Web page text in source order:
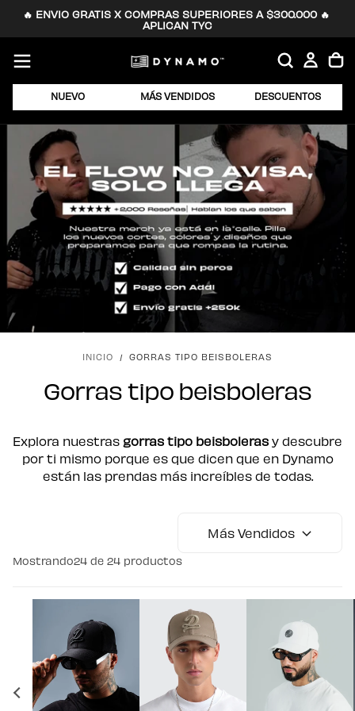
🔥 ENVIO GRATIS X COMPRAS SUPERIORES A $300.000 🔥
APLICAN TYC
SALTAR
NUEVO MÁS VENDIDOS DESCUENTOS
INICIO / GORRAS TIPO BEISBOLERAS
Gorras tipo beisboleras
Explora nuestrasgorras tipo beisbolerasy descubre
por ti mismo porque es que dicen que en Dynamo
están las prendas más increíbles de todas.
Más Vendidos
Mostrando24 de 24 productos